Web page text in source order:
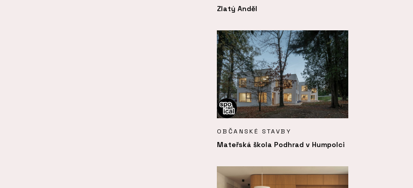
Zlatý Anděl
OBČANSKÉ STAVBY
Mateřská škola Podhrad v Humpolci